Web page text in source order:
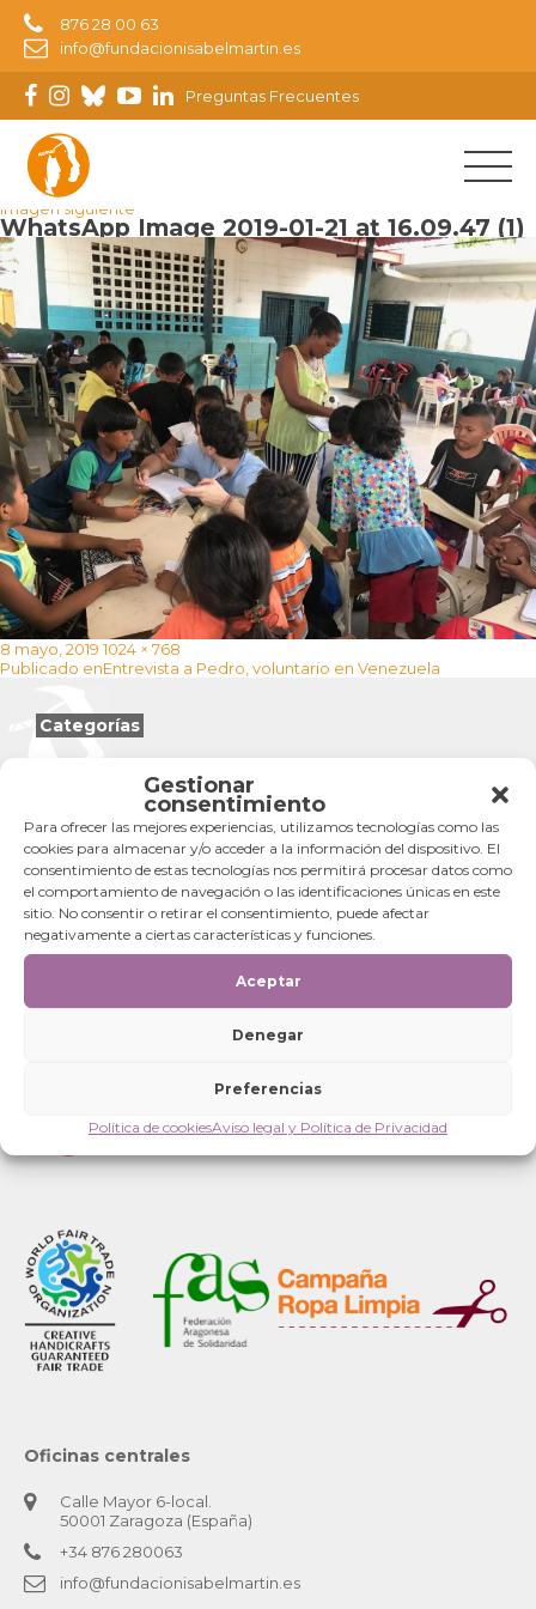
Gestionar
consentimiento
Para ofrecer las mejores experiencias, utilizamos tecnologías como las
cookies para almacenar y/o acceder a la información del dispositivo. El
consentimiento de estas tecnologías nos permitirá procesar datos como
el comportamiento de navegación o las identificaciones únicas en este
sitio. No consentir o retirar el consentimiento, puede afectar
negativamente a ciertas características y funciones.
Aceptar
Denegar
Preferencias
Política de cookiesAviso legal y Política de Privacidad
876 28 00 63
info@fundacionisabelmartin.es
Preguntas Frecuentes
Imagen anterior
Imagen siguiente
WhatsApp Image 2019-01-21 at 16.09.47 (1)
Publicado
el
8 mayo, 2019 Tamaño
completo
1024 × 768
Navegación
Publicado enEntrevista a Pedro, voluntario en Venezuela
Categorías
Oficinas centrales
Calle Mayor 6-local.
50001 Zaragoza (España)
+34 876 280063
info@fundacionisabelmartin.es